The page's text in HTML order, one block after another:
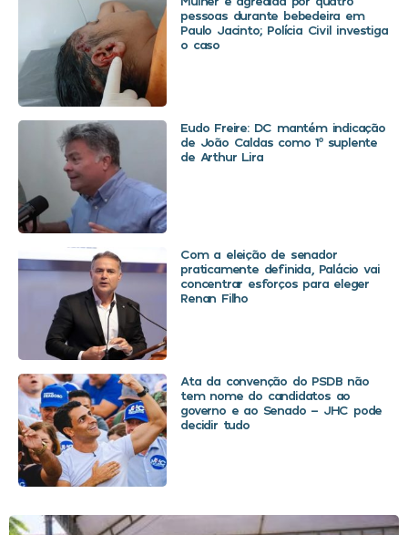
pessoas durante bebedeira em
Paulo Jacinto; Polícia Civil investiga
o caso
Eudo Freire: DC mantém indicação
de João Caldas como 1º suplente
de Arthur Lira
Com a eleição de senador
praticamente definida, Palácio vai
concentrar esforços para eleger
Renan Filho
Ata da convenção do PSDB não
tem nome do candidatos ao
governo e ao Senado – JHC pode
decidir tudo